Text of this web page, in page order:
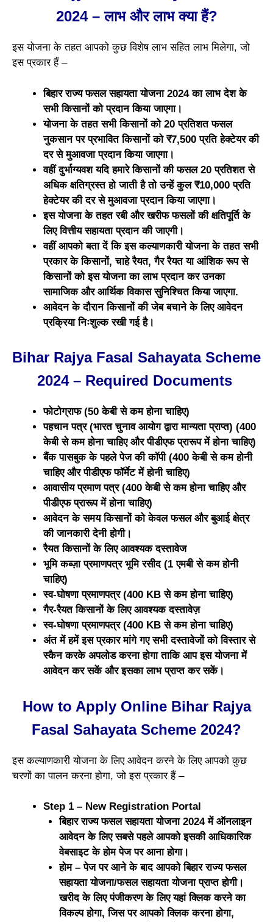
2024 – लाभ और लाभ क्या हैं?
इस योजना के तहत आपको कुछ विशेष लाभ सहित लाभ मिलेगा, जो
इस प्रकार हैं –
बिहार राज्य फसल सहायता योजना 2024 का लाभ देश के
सभी किसानों को प्रदान किया जाएगा।
योजना के तहत सभी किसानों को 20 प्रतिशत फसल
नुकसान पर प्रभावित किसानों को ₹7,500 प्रति हेक्टेयर की
दर से मुआवजा प्रदान किया जाएगा।
वहीं दुर्भाग्यवश यदि हमारे किसानों की फसल 20 प्रतिशत से
अधिक क्षतिग्रस्त हो जाती है तो उन्हें कुल ₹10,000 प्रति
हेक्टेयर की दर से मुआवजा प्रदान किया जाएगा।
इस योजना के तहत रबी और खरीफ फसलों की क्षतिपूर्ति के
लिए वित्तीय सहायता प्रदान की जाएगी।
वहीं आपको बता दें कि इस कल्याणकारी योजना के तहत सभी
प्रकार के किसानों, चाहे रैयत, गैर रैयत या आंशिक रूप से
किसानों को इस योजना का लाभ प्रदान कर उनका
सामाजिक और आर्थिक विकास सुनिश्चित किया जाएगा.
आवेदन के दौरान किसानों की जेब बचाने के लिए आवेदन
प्रक्रिया निःशुल्क रखी गई है।
Bihar Rajya Fasal Sahayata Scheme
2024 – Required Documents
फोटोग्राफ (50 केबी से कम होना चाहिए)
पहचान पत्र (भारत चुनाव आयोग द्वारा मान्यता प्राप्त) (400
केबी से कम होना चाहिए और पीडीएफ प्रारूप में होना चाहिए)
बैंक पासबुक के पहले पेज की कॉपी (400 केबी से कम होनी
चाहिए और पीडीएफ फॉर्मेट में होनी चाहिए)
आवासीय प्रमाण पत्र (400 केबी से कम होना चाहिए और
पीडीएफ प्रारूप में होना चाहिए)
आवेदन के समय किसानों को केवल फसल और बुआई क्षेत्र
की जानकारी देनी होगी।
रैयत किसानों के लिए आवश्यक दस्तावेज
भूमि कब्ज़ा प्रमाणपत्र भूमि रसीद (1 एमबी से कम होनी
चाहिए)
स्व-घोषणा प्रमाणपत्र (400 KB से कम होना चाहिए)
गैर-रैयत किसानों के लिए आवश्यक दस्तावेज़
स्व-घोषणा प्रमाणपत्र (400 KB से कम होना चाहिए)
अंत में हमें इस प्रकार मांगे गए सभी दस्तावेजों को विस्तार से
स्कैन करके अपलोड करना होगा ताकि आप इस योजना में
आवेदन कर सकें और इसका लाभ प्राप्त कर सकें।
How to Apply Online Bihar Rajya
Fasal Sahayata Scheme 2024?
इस कल्याणकारी योजना के लिए आवेदन करने के लिए आपको कुछ
चरणों का पालन करना होगा, जो इस प्रकार हैं –
Step 1 – New Registration Portal
बिहार राज्य फसल सहायता योजना 2024 में ऑनलाइन
आवेदन के लिए सबसे पहले आपको इसकी आधिकारिक
वेबसाइट के होम पेज पर आना होगा।
होम – पेज पर आने के बाद आपको बिहार राज्य फसल
सहायता योजना/फसल सहायता योजना प्राप्त होगी।
खरीद के लिए पंजीकरण के लिए यहां क्लिक करने का
विकल्प होगा, जिस पर आपको क्लिक करना होगा,